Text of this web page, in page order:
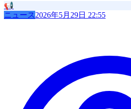
📢
ニュース 2026年5月29日 22:55